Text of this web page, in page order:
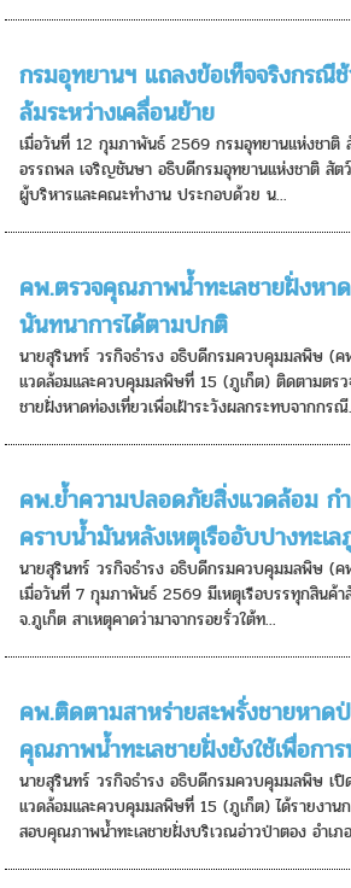
กรมอุทยานฯ แถลงข้อเท็จจริงกรณี
ล้มระหว่างเคลื่อนย้าย
เมื่อวันที่ 12 กุมภาพันธ์ 2569 กรมอุทยานแห่งชาติ
อรรถพล เจริญชันษา อธิบดีกรมอุทยานแห่งชาติ สั
ผู้บริหารและคณะทำงาน ประกอบด้วย น...
คพ.ตรวจคุณภาพน้ำทะเลชายฝั่งหา
นันทนาการได้ตามปกติ
นายสุรินทร์ วรกิจธำรง อธิบดีกรมควบคุมมลพิษ (
แวดล้อมและควบคุมมลพิษที่ 15 (ภูเก็ต) ติดตามตร
ชายฝั่งหาดท่องเที่ยวเพื่อเฝ้าระวังผลกระทบจากกรณี
คพ.ย้ำความปลอดภัยสิ่งแวดล้อม ก
คราบน้ำมันหลังเหตุเรืออับปางทะเล
นายสุรินทร์ วรกิจธำรง อธิบดีกรมควบคุมมลพิษ (ค
เมื่อวันที่ 7 กุมภาพันธ์ 2569 มีเหตุเรือบรรทุกสินค้า
จ.ภูเก็ต สาเหตุคาดว่ามาจากรอยรั่วใต้ท...
คพ.ติดตามสาหร่ายสะพรั่งชายหาด
คุณภาพน้ำทะเลชายฝั่งยังใช้เพื่อกา
นายสุรินทร์ วรกิจธำรง อธิบดีกรมควบคุมมลพิษ เปิ
แวดล้อมและควบคุมมลพิษที่ 15 (ภูเก็ต) ได้รายงาน
สอบคุณภาพน้ำทะเลชายฝั่งบริเวณอ่าวป่าตอง อำเภ